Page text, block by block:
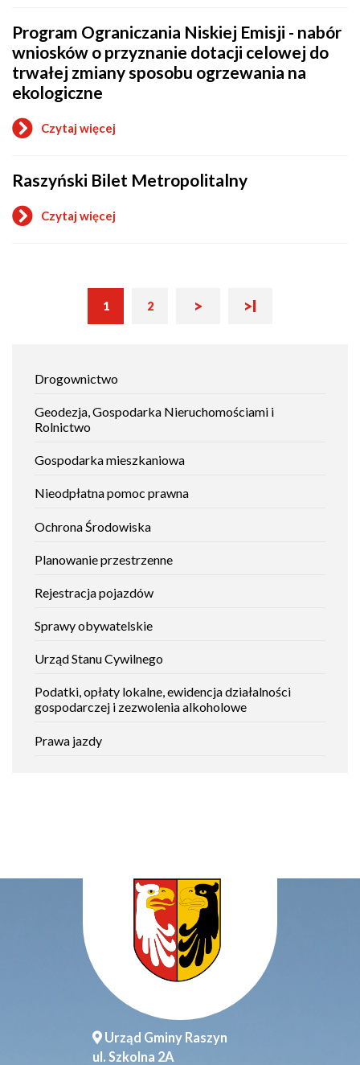
załatwić
sprawę
Drogownictwo
Geodezja, Gospodarka Nieruchomościami i
Rolnictwo
Gospodarka mieszkaniowa
Nieodpłatna pomoc prawna
Ochrona Środowiska
Planowanie przestrzenne
Rejestracja pojazdów
Sprawy obywatelskie
Urząd Stanu Cywilnego
Podatki, opłaty lokalne, ewidencja działalności
gospodarczej i zezwolenia alkoholowe
Prawa jazdy
obce
(IGO)
Program Ograniczania Niskiej Emisji - nabór
wniosków o przyznanie dotacji celowej do
trwałej zmiany sposobu ogrzewania na
ekologiczne
Czytaj więcej
o
Niskiej
-
nabór
Raszyński Bilet Metropolitalny
Czytaj więcej
o
Stronicowanie
Bieżąca
1 Strona
2
Następna
>
Ostatnia
>I
Urząd Gminy Raszyn
ul. Szkolna 2A